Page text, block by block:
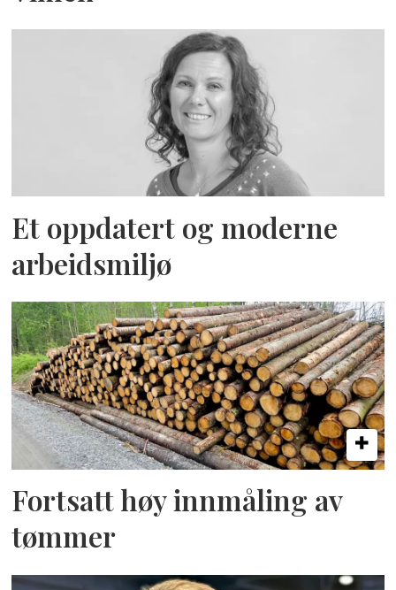
Et oppdatert og moderne
arbeidsmiljø
Fortsatt høy innmåling av
tømmer